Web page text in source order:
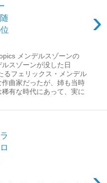
›
メンデルスゾーンの
スゾーンが没した日
るフェリックス・メンデル
曲家だったが、姉も当時
有な時代にあって、実に